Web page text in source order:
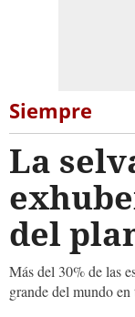
Siempre
La
del
Más del 30% de las
grande del mundo